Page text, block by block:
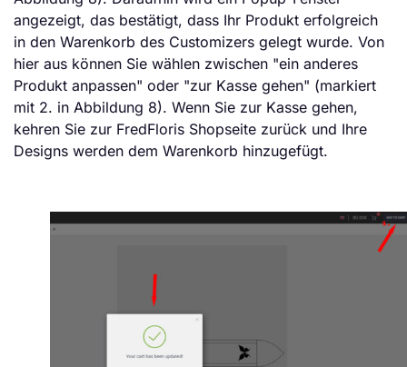
angezeigt, das bestätigt, dass Ihr Produkt erfolgreich
in den Warenkorb des Customizers gelegt wurde. Von
hier aus können Sie wählen zwischen "ein anderes
Produkt anpassen" oder "zur Kasse gehen" (markiert
mit 2. in Abbildung 8). Wenn Sie zur Kasse gehen,
kehren Sie zur FredFloris Shopseite zurück und Ihre
Designs werden dem Warenkorb hinzugefügt.